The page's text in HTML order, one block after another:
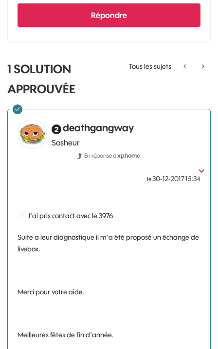
Répondre
Tous les sujets
1 SOLUTION
APPROUVÉE
deathgangway
Sosheur
En réponse àxphome
le‎30-12-201715:34
J'ai pris contact avec le 3976.
Suite a leur diagnostique il m'a été proposé un échange de
livebox.
Merci pour votre aide.
Meilleures fêtes de fin d'année.